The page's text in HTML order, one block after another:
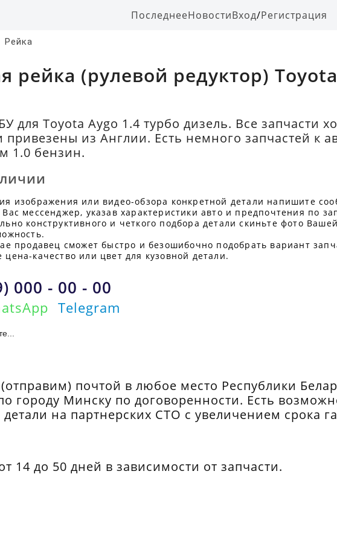
ПоследнееНовостиВход/Регистрация
Рейка
рейка (рулевой редуктор)
для Toyota Aygo 1.4 турбо дизель. Все запчасти
привезены из Англии. Есть немного запчастей к
1.0 бензин.
изображения или видео-обзора конкретной детали напишите
мессенджер, указав характеристики авто и предпочтения по
конструктивного и четкого подбора детали скиньте фото
продавец сможет быстро и безошибочно подобрать вариант
цена-качество или цвет для кузовной детали.
000 - 00 - 00
Telegram
почтой в любое место Республики
городу Минску по договоренности. Есть
детали на партнерских СТО с увеличением срока
14 до 50 дней в зависимости от запчасти.